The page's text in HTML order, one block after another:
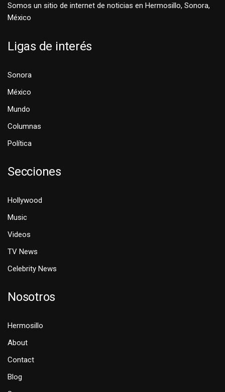
Somos un sitio de internet de noticias en Hermosillo, Sonora,
México
Ligas de interés
Sonora
México
Mundo
Columnas
Política
Secciones
Hollywood
Music
Videos
TV News
Celebrity News
Nosotros
Hermosillo
About
Contact
Blog